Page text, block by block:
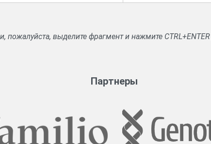
выделите фрагмент и нажмите
Партнеры